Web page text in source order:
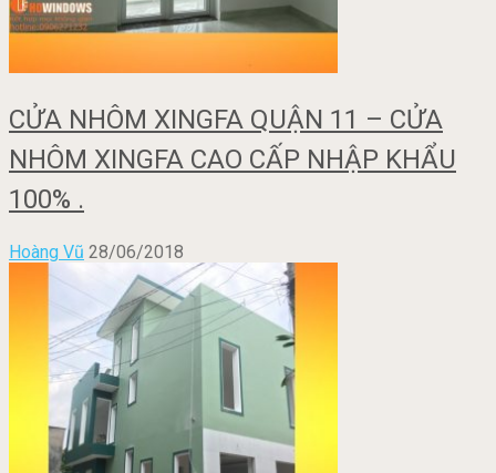
CỬA NHÔM XINGFA QUẬN 11 – CỬA
NHÔM XINGFA CAO CẤP NHẬP KHẨU
100% .
Hoàng Vũ 28/06/2018